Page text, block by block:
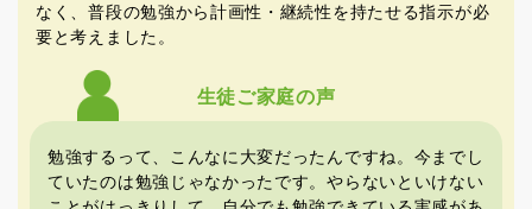
なく、普段の勉強から計画性・継続性を持たせる指示が必
要と考えました。
生徒ご家庭の声
勉強するって、こんなに大変だったんですね。今までし
ていたのは勉強じゃなかったです。やらないといけない